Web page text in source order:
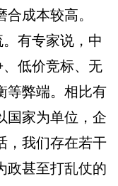
成本较高。
有专家说，中
低价竞标、无
等弊端。相比有
国家为单位，企
，我们存在若干
政甚至打乱仗的